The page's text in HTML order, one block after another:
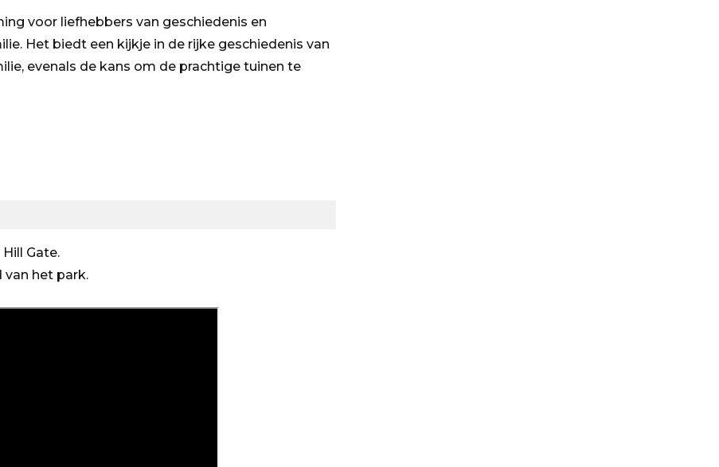
voor liefhebbers van geschiedenis en
Het biedt een kijkje in de rijke geschiedenis van
evenals de kans om de prachtige tuinen te
Gate.
van het park.